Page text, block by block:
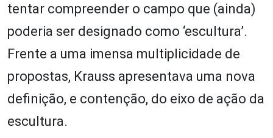
tentar compreender o campo que (ainda)
poderia ser designado como ‘escultura’.
Frente a uma imensa multiplicidade de
propostas, Krauss apresentava uma nova
definição, e contenção, do eixo de ação da
escultura.